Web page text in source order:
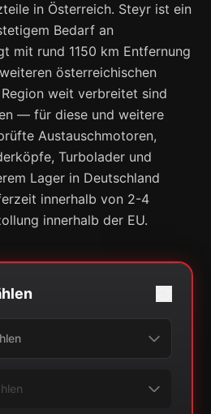
in Österreich. Steyr ist ein
Bedarf an
mit rund 1150 km Entfernung
österreichischen
weit verbreitet sind
— für diese und weitere
Austauschmotoren,
Turbolader und
Lager in Deutschland
innerhalb von 2-4
innerhalb der EU.